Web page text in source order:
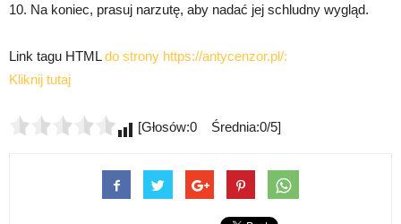
10. Na koniec, prasuj narzutę, aby nadać jej schludny wygląd.
Link tagu HTMLdo strony https://antycenzor.pl/:
Kliknij tutaj
[Głosów:0 Średnia:0/5]